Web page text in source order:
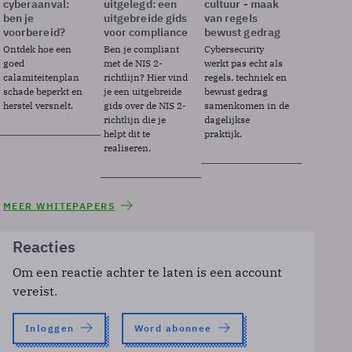
cyberaanval:
ben je
voorbereid?
Ontdek hoe een
goed
calamiteitenplan
schade beperkt en
herstel versnelt.
uitgelegd: een
uitgebreide gids
voor compliance
Ben je compliant
met de NIS 2-
richtlijn? Hier vind
je een uitgebreide
gids over de NIS 2-
richtlijn die je
helpt dit te
realiseren.
cultuur - maak
van regels
bewust gedrag
Cybersecurity
werkt pas echt als
regels, techniek en
bewust gedrag
samenkomen in de
dagelijkse
praktijk.
MEER WHITEPAPERS
Reacties
Om een reactie achter te laten is een account
vereist.
Inloggen Word abonnee